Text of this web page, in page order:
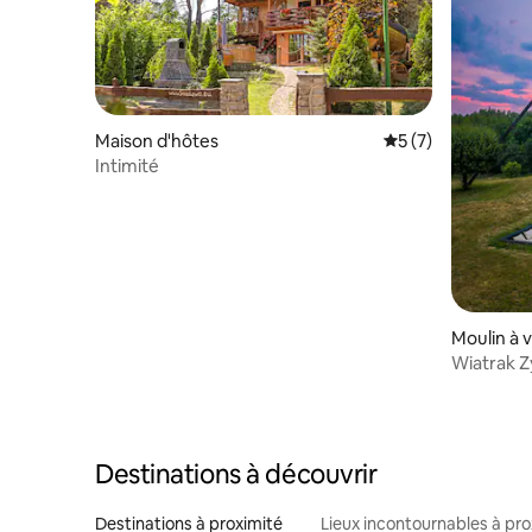
Maison d'hôtes Évaluation
5 (7)
Intimité
Moulin à
Wiatrak
Destinations à découvrir
Destinations à proximité Lieux incontournables à